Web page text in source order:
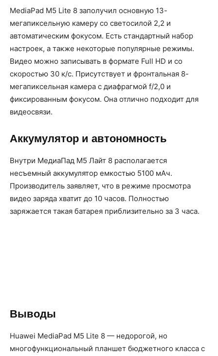
MediaPad M5 Lite 8 заполучил основную 13-
мегапиксельную камеру со светосилой 2,2 и
автоматическим фокусом. Есть стандартный набор
настроек, а также некоторые популярные режимы.
Видео можно записывать в формате Full HD и со
скоростью 30 к/с. Присутствует и фронтальная 8-
мегапиксельная камера с диафрагмой f/2,0 и
фиксированным фокусом. Она отлично подходит для
видеосвязи.
Аккумулятор и автономность
Внутри МедиаПад М5 Лайт 8 располагается
несъемный аккумулятор емкостью 5100 мАч.
Производитель заявляет, что в режиме просмотра
видео заряда хватит до 10 часов. Полностью
заряжается такая батарея приблизительно за 3 часа.
Выводы
Huawei MediaPad M5 Lite 8 — недорогой, но
многофункциональный планшет бюджетного класса с